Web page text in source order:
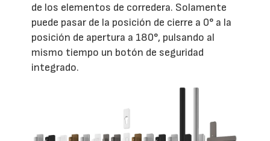
de los elementos de corredera. Solamente
puede pasar de la posición de cierre a 0° a la
posición de apertura a 180°, pulsando al
mismo tiempo un botón de seguridad
integrado.